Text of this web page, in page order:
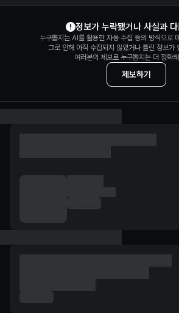
정보가 누락됐거나 사실과
누구뽑지는 AI를 활용한 자동 수집 등의 방식으로
그로 인해 아직 수집되지 않았거나 틀린 정보가
여러분의 제보로 누구뽑지는 더 정확
제보하기